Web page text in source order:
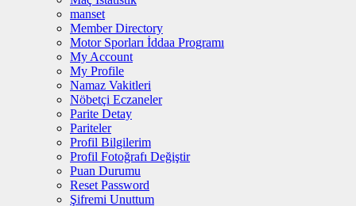
manset
Member Directory
Motor Sporları İddaa Programı
My Account
My Profile
Namaz Vakitleri
Nöbetçi Eczaneler
Parite Detay
Pariteler
Profil Bilgilerim
Profil Fotoğrafı Değiştir
Puan Durumu
Reset Password
Şifremi Unuttum